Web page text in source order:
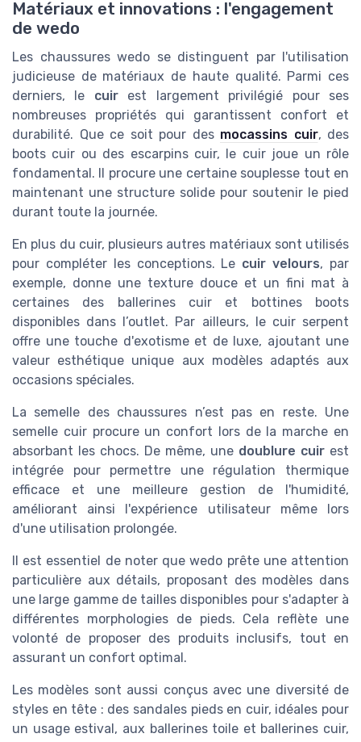
Matériaux et innovations : l'engagement
de wedo
Les chaussures wedo se distinguent par l'utilisation
judicieuse de matériaux de haute qualité. Parmi ces
derniers, le cuirest largement privilégié pour ses
nombreuses propriétés qui garantissent confort et
durabilité. Que ce soit pour des mocassins cuir, des
boots cuir ou des escarpins cuir, le cuir joue un rôle
fondamental. Il procure une certaine souplesse tout en
maintenant une structure solide pour soutenir le pied
durant toute la journée.
En plus du cuir, plusieurs autres matériaux sont utilisés
pour compléter les conceptions. Le cuir velours, par
exemple, donne une texture douce et un fini mat à
certaines des ballerines cuir et bottines boots
disponibles dans l’outlet. Par ailleurs, le cuir serpent
offre une touche d'exotisme et de luxe, ajoutant une
valeur esthétique unique aux modèles adaptés aux
occasions spéciales.
La semelle des chaussures n’est pas en reste. Une
semelle cuir procure un confort lors de la marche en
absorbant les chocs. De même, une doublure cuir est
intégrée pour permettre une régulation thermique
efficace et une meilleure gestion de l'humidité,
améliorant ainsi l'expérience utilisateur même lors
d'une utilisation prolongée.
Il est essentiel de noter que wedo prête une attention
particulière aux détails, proposant des modèles dans
une large gamme de tailles disponibles pour s'adapter à
différentes morphologies de pieds. Cela reflète une
volonté de proposer des produits inclusifs, tout en
assurant un confort optimal.
Les modèles sont aussi conçus avec une diversité de
styles en tête : des sandales pieds en cuir, idéales pour
un usage estival, aux ballerines toile et ballerines cuir,